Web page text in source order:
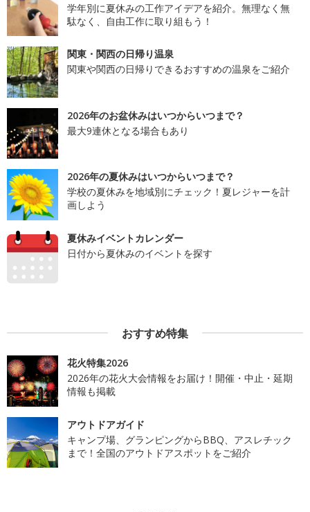
学年別に夏休みの工作アイデアを紹介。無理なく無
駄なく、自由工作に取り組もう！
関東・関西の日帰り温泉
関東や関西の日帰りできるおすすめの温泉をご紹介
2026年のお盆休みはいつからいつまで？
最大9連休となる場合もあり
2026年の夏休みはいつからいつまで？
学校の夏休みを地域別にチェック！夏レジャーを計
画しよう
夏休みイベントカレンダー
日付から夏休みのイベントを探す
おすすめ特集
花火特集2026
2026年の花火大会情報をお届け！開催・中止・延期
情報も掲載
アウトドアガイド
キャンプ場、グランピングからBBQ、アスレチック
まで！全国のアウトドアスポットをご紹介